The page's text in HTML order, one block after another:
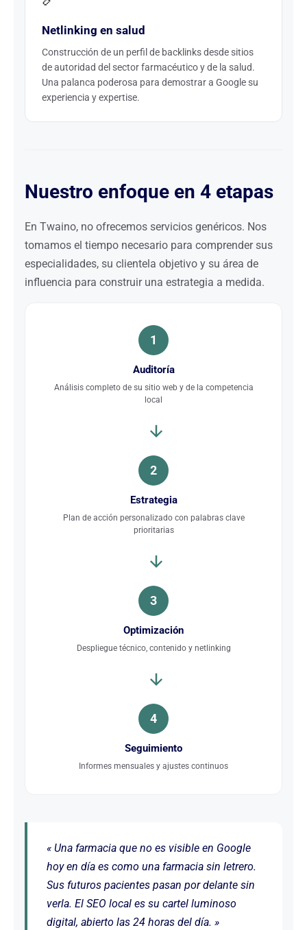
Netlinking en salud
Construcción de un perfil de backlinks desde sitios
de autoridad del sector farmacéutico y de la salud.
Una palanca poderosa para demostrar a Google su
experiencia y expertise.
Nuestro enfoque en 4 etapas
En Twaino, no ofrecemos servicios genéricos. Nos
tomamos el tiempo necesario para comprender sus
especialidades, su clientela objetivo y su área de
influencia para construir una estrategia a medida.
1
Auditoría
Análisis completo de su sitio web y de la competencia
local
2
Estrategia
Plan de acción personalizado con palabras clave
prioritarias
3
Optimización
Despliegue técnico, contenido y netlinking
4
Seguimiento
Informes mensuales y ajustes continuos
« Una farmacia que no es visible en Google
hoy en día es como una farmacia sin letrero.
Sus futuros pacientes pasan por delante sin
verla. El SEO local es su cartel luminoso
digital, abierto las 24 horas del día. »